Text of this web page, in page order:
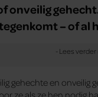
onveilig
– of
gehechte en onveilig
ze als ze hen nodig